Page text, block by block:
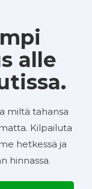
alle
miltä tahansa
Kilpailuta
hetkessä ja
hinnassa.